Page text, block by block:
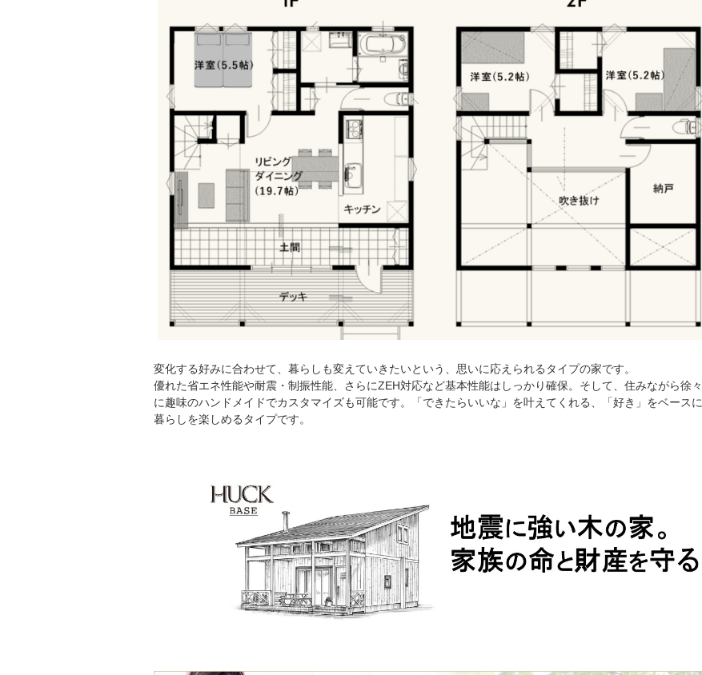
変化する好みに合わせて、暮らしも変えていきたいという、思いに応えられるタイプの家です。
優れた省エネ性能や耐震・制振性能、さらにZEH対応など基本性能はしっかり確保。そして、住みながら徐々
に趣味のハンドメイドでカスタマイズも可能です。「できたらいいな」を叶えてくれる、「好き」をベースに
暮らしを楽しめるタイプです。